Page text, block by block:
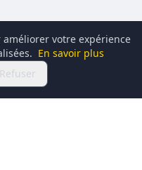
améliorer votre expérience
En savoir plus
Refuser